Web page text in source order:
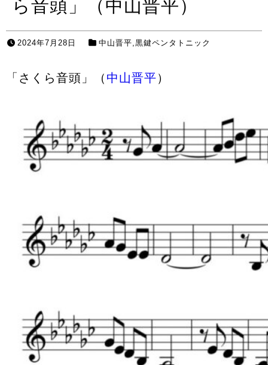
ら音頭」（中山晋平）
2024年7月28日 中山晋平,黒鍵ペンタトニック
「さくら音頭」（ 中山晋平）